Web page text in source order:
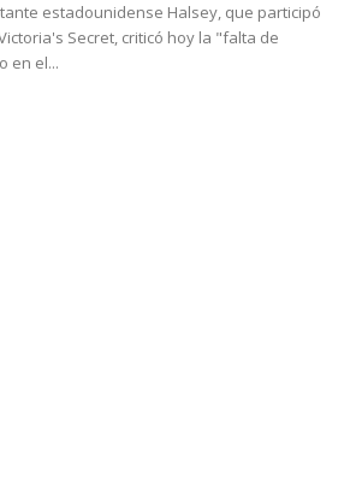
estadounidense Halsey, que participó
Secret, criticó hoy la "falta de
en el...